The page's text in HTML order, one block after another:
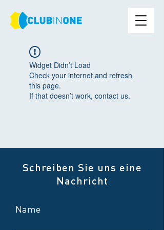
Widget Didn’t Load
Check your internet and refresh
this page.
If that doesn’t work, contact us.
Schreiben Sie uns eine
Nachricht
Name